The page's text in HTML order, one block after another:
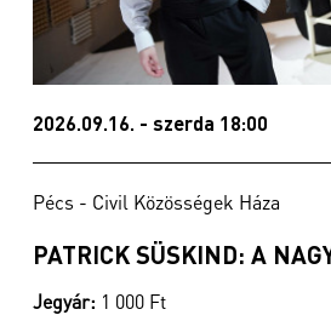
2026.09.16. - szerda 18:00
Pécs - Civil Közösségek Háza
PATRICK SÜSKIND: A
Jegyár: 1 000 Ft